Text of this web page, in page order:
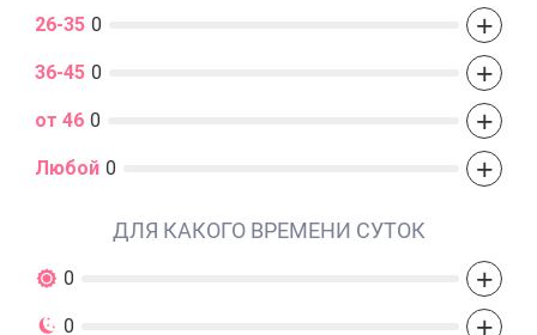
26-35 0 +
36-45 0 +
от 46 0 +
Любой 0 +
ДЛЯ КАКОГО ВРЕМЕНИ СУТОК
0 +
0 +